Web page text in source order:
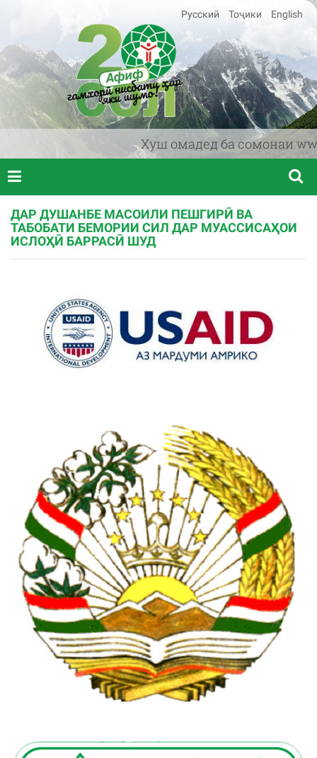
Хуш омадед ба сомонаи
Русский Тоҷики English
ДАР ДУШАНБЕ МАСОИЛИ ПЕШГИРӢ ВА
ТАБОБАТИ БЕМОРИИ СИЛ ДАР МУАССИСАҲОИ
ИСЛОҲӢ БАРРАСӢ ШУД